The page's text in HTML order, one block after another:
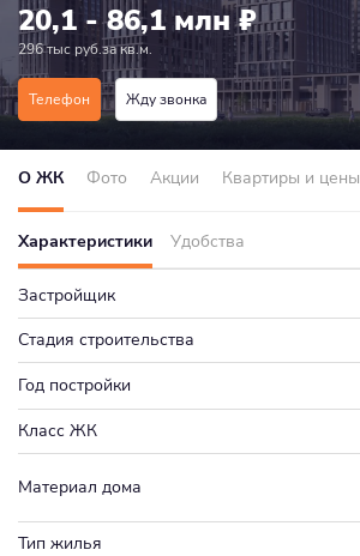
20,1 - 86,1 млн₽
296 тыс руб.за кв.м.
Телефон Жду звонка
О ЖК Фото Акции Квартиры и цены
Характеристики Удобства
Застройщик
Стадия строительства
Год постройки
Класс ЖК
Материал дома
Тип жилья